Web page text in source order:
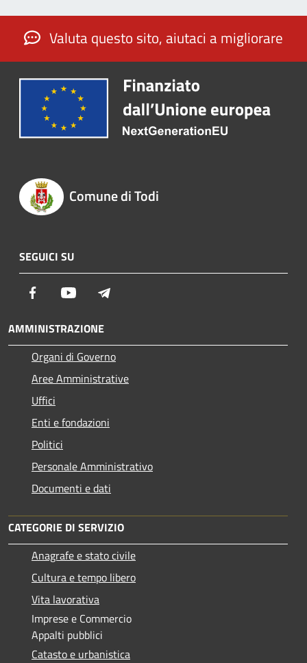
Valuta questo sito, aiutaci a migliorare
Comune di Todi
SEGUICI SU
Facebook Youtube
AMMINISTRAZIONE
Organi di Governo
Aree Amministrative
Uffici
Enti e fondazioni
Politici
Personale Amministrativo
Documenti e dati
CATEGORIE DI SERVIZIO
Anagrafe e stato civile
Cultura e tempo libero
Vita lavorativa
Imprese e Commercio
Appalti pubblici
Catasto e urbanistica